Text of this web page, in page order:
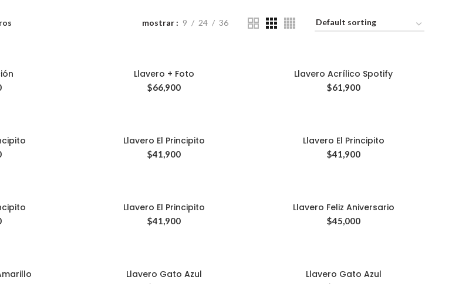
mostrar 9 24 36
Llavero + Foto
$66,900
Llavero Acrílico Spotify
$61,900
Llavero El Principito
$41,900
Llavero El Principito
$41,900
Llavero El Principito
$41,900
Llavero Feliz Aniversario
$45,000
Llavero Gato Azul Llavero Gato Azul